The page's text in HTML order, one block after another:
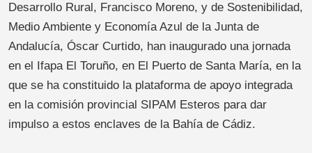
Desarrollo Rural, Francisco Moreno, y de Sostenibilidad,
Medio Ambiente y Economía Azul de la Junta de
Andalucía, Óscar Curtido, han inaugurado una jornada
en el Ifapa El Toruño, en El Puerto de Santa María, en la
que se ha constituido la plataforma de apoyo integrada
en la comisión provincial SIPAM Esteros para dar
impulso a estos enclaves de la Bahía de Cádiz.